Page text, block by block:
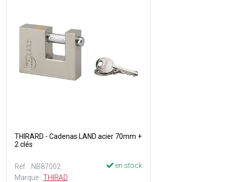
THIRARD - Cadenas LAND acier 70mm +
2 clés
Réf. : NB87002
en stock
Marque : THIRAD